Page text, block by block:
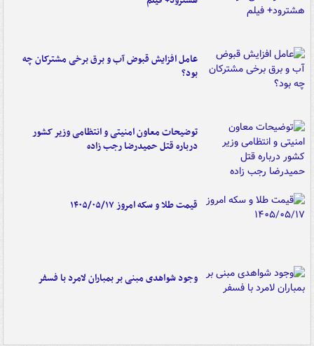
عامل افزایش قبوض آب و برق برخی مشترکان چه
بود؟
توضیحات معاون امنیتی و انتظامی وزیر کشور
درباره قتل حمیدرضا رجب زاده
قیمت طلا و سکه امروز ۱۴۰۵/۰۵/۱۷
وجود شواهدی مبنی بر بمباران لامرد با فسفر